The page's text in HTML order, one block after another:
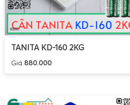
TANITA KD-160 2KG
Giá 880.000